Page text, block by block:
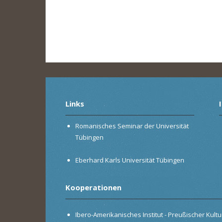
Links
Romanisches Seminar der Universität
Tübingen
Eberhard Karls Universität Tübingen
Kooperationen
Ibero-Amerikanisches Institut - Preußischer